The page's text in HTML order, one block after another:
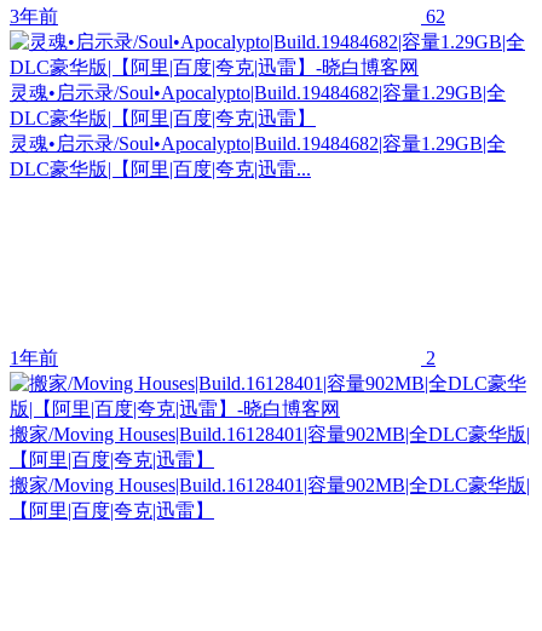
3年前 62
灵魂•启示录/Soul•Apocalypto|Build.19484682|容量1.29GB|全
DLC豪华版|【阿里|百度|夸克|迅雷】
灵魂•启示录/Soul•Apocalypto|Build.19484682|容量1.29GB|全
DLC豪华版|【阿里|百度|夸克|迅雷...
1年前 2
搬家/Moving Houses|Build.16128401|容量902MB|全DLC豪华版|
【阿里|百度|夸克|迅雷】
搬家/Moving Houses|Build.16128401|容量902MB|全DLC豪华版|
【阿里|百度|夸克|迅雷】